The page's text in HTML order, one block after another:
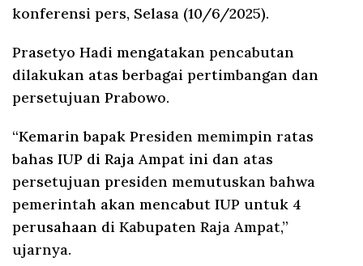
konferensi pers, Selasa (10/6/2025).
Prasetyo Hadi mengatakan pencabutan
dilakukan atas berbagai pertimbangan dan
persetujuan Prabowo.
“Kemarin bapak Presiden memimpin ratas
bahas IUP di Raja Ampat ini dan atas
persetujuan presiden memutuskan bahwa
pemerintah akan mencabut IUP untuk 4
perusahaan di Kabupaten Raja Ampat,”
ujarnya.